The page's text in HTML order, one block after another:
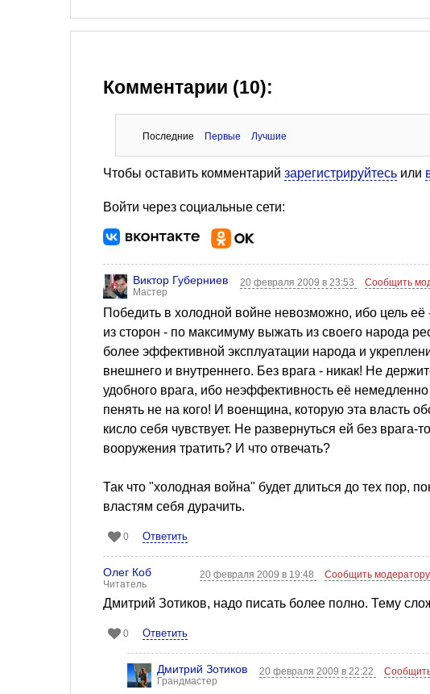
Комментарии (10):
Последние Первые Лучшие
Чтобы оставить комментарий зарегистрируйтесь или
Войти через социальные сети:
Виктор Губерниев
Мастер
20 февраля 2009 в 23:53 Сообщить
Победить в холодной войне невозможно, ибо цель
из сторон - по максимуму выжать из своего народа
более эффективной эксплуатации народа и
внешнего и внутреннего. Без врага - никак! Не
удобного врага, ибо неэффективность её
пенять не на кого! И военщина, которую эта власть
кисло себя чувствует. Не развернуться ей без
вооружения тратить? И что отвечать?
Так что "холодная война" будет длиться до тех пор,
властям себя дурачить.
0 Ответить
Олег Коб
Читатель
20 февраля 2009 в 19:48 Сообщить модератору
Дмитрий Зотиков, надо писать более полно. Тему
0 Ответить
Дмитрий Зотиков
Грандмастер
20 февраля 2009 в 22:22